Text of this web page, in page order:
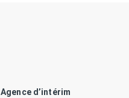
Agence d’intérim